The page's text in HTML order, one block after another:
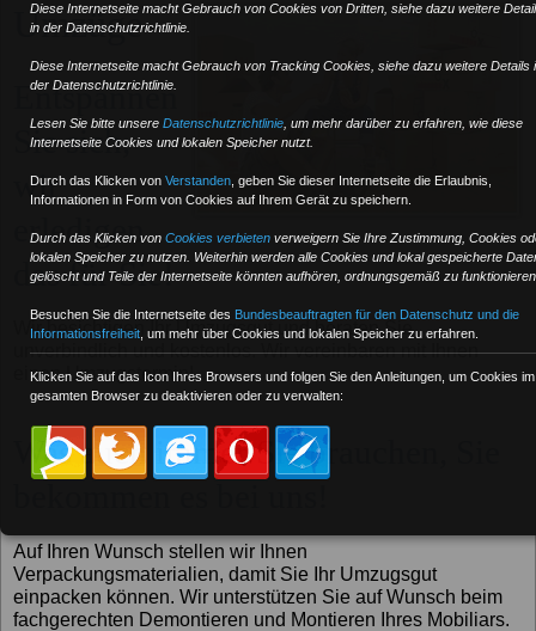
Umzüge
Entspannen
Sie sich,
wir
erledigen
das für Sie!
Wir besichtigen Ihr Umzugsgut und beraten Sie
unverbindlich und kostenlos. Wir vereinbaren mit Ihnen
einen Umzugstermin!
Was auch immer Sie brauchen, Sie
Auf Ihren Wunsch stellen wir Ihnen
Verpackungsmaterialien, damit Sie Ihr Umzugsgut
einpacken können. Wir unterstützen Sie auf Wunsch beim
fachgerechten Demontieren und Montieren Ihres Mobiliars.
Diese Internetseite macht Gebrauch von Cookies von Dritten, siehe dazu weitere
in der Datenschutzrichtlinie.
Diese Internetseite macht Gebrauch von Tracking Cookies, siehe dazu weitere Details
der Datenschutzrichtlinie.
Lesen Sie bitte unsere Datenschutzrichtlinie , um mehr darüber zu erfahren, wie diese
Internetseite Cookies und lokalen Speicher nutzt.
Durch das Klicken von Verstanden geben Sie dieser Internetseite die Erlaubnis,
Informationen in Form von Cookies auf Ihrem Gerät zu speichern.
Durch das Klicken von Cookies verbieten verweigern Sie Ihre Zustimmung, Cookies
lokalen Speicher zu nutzen. Weiterhin werden alle Cookies und lokal gespeicherte
gelöscht und Teile der Internetseite könnten aufhören, ordnungsgemäß zu
Besuchen Sie die Internetseite des Bundesbeauftragten für den Datenschutz und die
Informationsfreiheit , um mehr über Cookies und lokalen Speicher zu erfahren.
Klicken Sie auf das Icon Ihres Browsers und folgen Sie den Anleitungen, um Cookies im
gesamten Browser zu deaktivieren oder zu verwalten: